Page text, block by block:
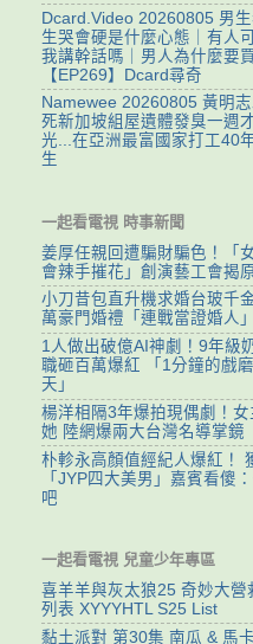
Dcard.Video 20260805 男
生哭會硬是什麼心態｜有人
我講幹話嗎｜男人為什麼要
【EP269】Dcard尋奇
Namewee 20260805 黃明
死新加坡組屋遺體發臭一週
光...在亞洲最富國家打工40
生
一起看電視 時事新聞
姜厚任親回遭騙財騙色！「
會辣手摧花」創演藝工會揭
小刀昔包直升機求婚台玻千
萬豪門婚禮「連戰當證婚人」
1人做出破億AI神劇！9年級
職砸百萬爆紅 「1分鐘的戲
天」
楊洋相隔3年爆拍現偶劇！女
她 陸網爆兩大台灣名導掌鏡
朴軫永高顏值經紀人爆紅！
「JYP四大美男」嘉賓看傻
吧
一起看電視 兒童少年專區
喜羊羊與灰太狼25 奇妙大營
列表 XYYYHTL S25 List
黏土派對 第30集 南瓜 & 馬